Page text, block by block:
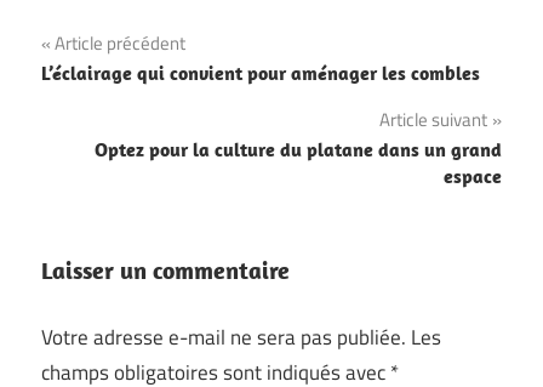
Navigation
de
l’article
Article précédent
L’éclairage qui convient pour aménager les combles
Article suivant
Optez pour la culture du platane dans un grand
espace
Laisser un commentaire
Votre adresse e-mail ne sera pas publiée. Les
champs obligatoires sont indiqués avec*